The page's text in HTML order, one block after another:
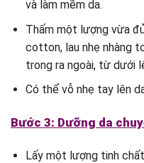
và làm mềm da.
Thấm một lượng vừa
cotton, lau nhẹ nhàng
trong ra ngoài, từ dưới
Có thể vỗ nhẹ tay lên
Bước 3: Dưỡng da
Lấy một lượng tinh